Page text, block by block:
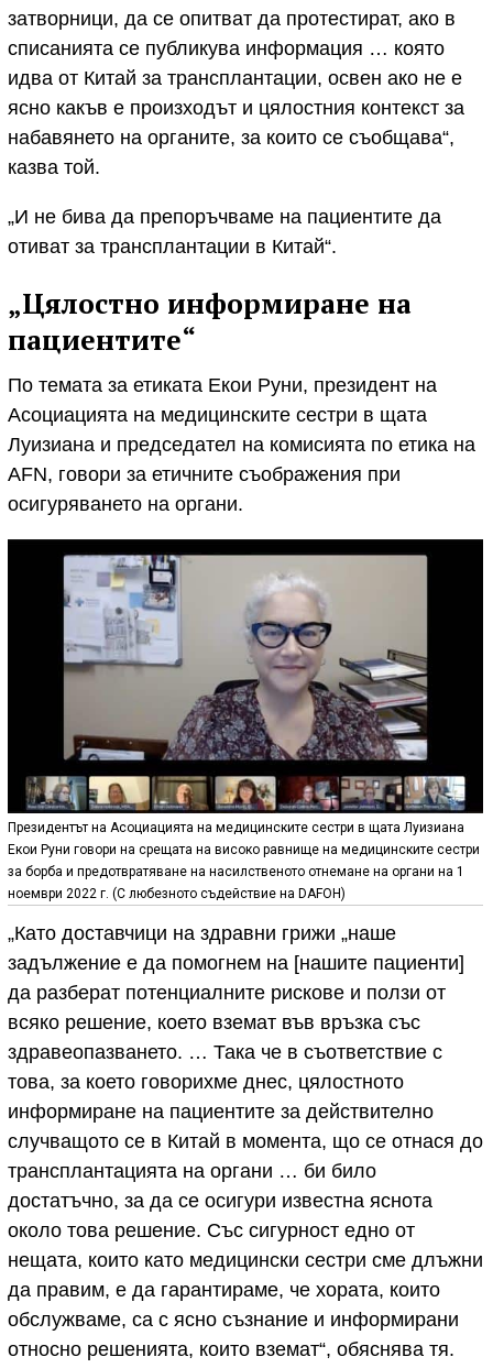
затворници, да се опитват да протестират, ако в
списанията се публикува информация … която
идва от Китай за трансплантации, освен ако не е
ясно какъв е произходът и цялостния контекст за
набавянето на органите, за които се съобщава“,
казва той.
„И не бива да препоръчваме на пациентите да
отиват за трансплантации в Китай“.
„Цялостно информиране на
пациентите“
По темата за етиката Екои Руни, президент на
Асоциацията на медицинските сестри в щата
Луизиана и председател на комисията по етика на
AFN, говори за етичните съображения при
осигуряването на органи.
Президентът на Асоциацията на медицинските сестри в щата Луизиана
Екои Руни говори на срещата на високо равнище на медицинските сестри
за борба и предотвратяване на насилственото отнемане на органи на 1
ноември 2022 г. (С любезното съдействие на DAFOH)
„Като доставчици на здравни грижи „наше
задължение е да помогнем на [нашите пациенти]
да разберат потенциалните рискове и ползи от
всяко решение, което вземат във връзка със
здравеопазването. … Така че в съответствие с
това, за което говорихме днес, цялостното
информиране на пациентите за действително
случващото се в Китай в момента, що се отнася до
трансплантацията на органи … би било
достатъчно, за да се осигури известна яснота
около това решение. Със сигурност едно от
нещата, които като медицински сестри сме длъжни
да правим, е да гарантираме, че хората, които
обслужваме, са с ясно съзнание и информирани
относно решенията, които вземат“, обяснява тя.